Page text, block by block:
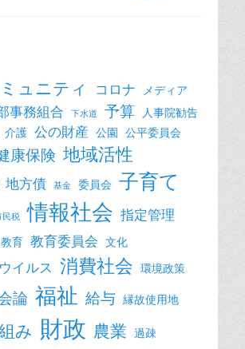
ュニティ コロナ
メディア
事務組合 下水道 予算 人事院勧告
介護 公の財産 公園 公平委員会
康保険 地域活性
地方債 基金 委員会 子育て
民税 情報社会 指定管理
教育 教育委員会 文化
イルス 消費社会 環境政策
論 福祉 給与 縁故使用地
み 財政 農業 過疎